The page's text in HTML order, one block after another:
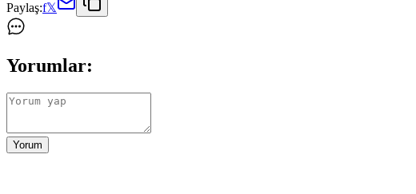
Paylaş:f𝕏
Yorumlar:
Yorum